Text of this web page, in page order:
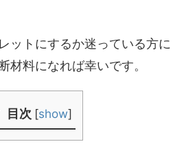
ットにするか迷っている方に
材料になれば幸いです。
目次 [show]